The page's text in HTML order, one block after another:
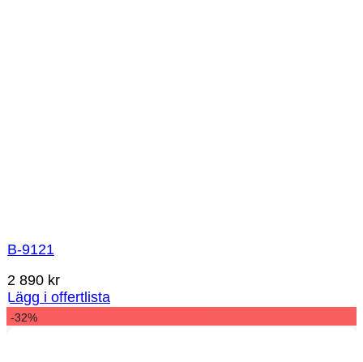
B-9121
2 890 kr
Lägg i offertlista
-32%